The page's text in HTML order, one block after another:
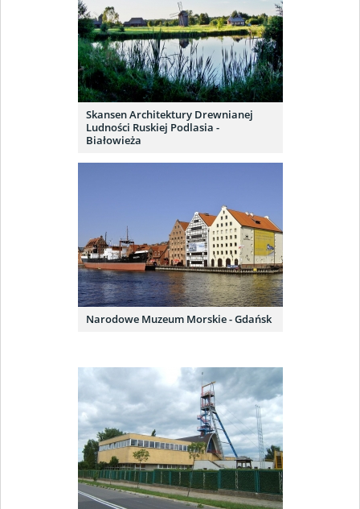
Skansen Architektury Drewnianej
Ludności Ruskiej Podlasia -
Białowieża
Narodowe Muzeum Morskie - Gdańsk